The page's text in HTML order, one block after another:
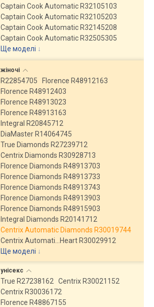
Captain Cook Automatic R32105103
Captain Cook Automatic R32105203
Captain Cook Automatic R32145208
Captain Cook Automatic R32505305
Ще моделі ↓
жіночі
R22854705
Florence R48912163
Florence R48912403
Florence R48913023
Florence R48913163
Integral R20845712
DiaMaster R14064745
True Diamonds R27239712
Centrix Diamonds R30928713
Florence Diamonds R48913703
Florence Diamonds R48913733
Florence Diamonds R48913743
Florence Diamonds R48913903
Florence Diamonds R48915903
Integral Diamonds R20141712
Centrix Automatic Diamonds R30019744
Centrix Automati…Heart R30029912
Ще моделі ↓
унісекс
True R27238162
Centrix R30021152
Centrix R30036172
Florence R48867155